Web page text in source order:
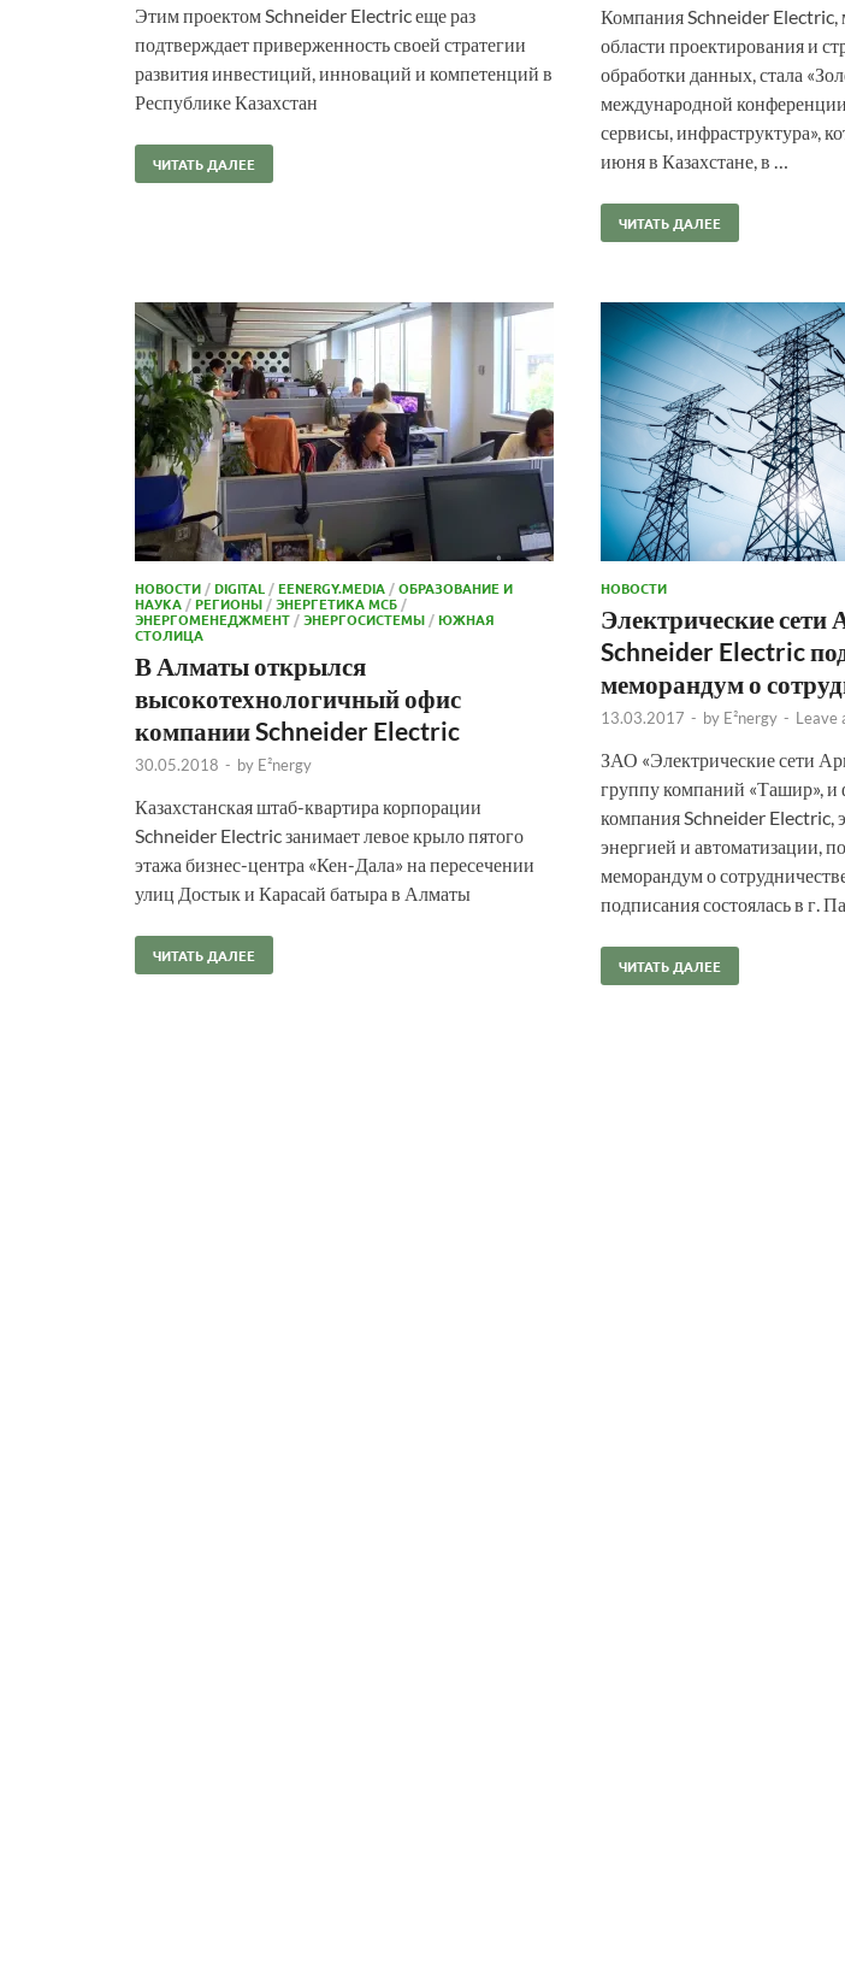
Этим проектом Schneider Electric еще раз
подтверждает приверженность своей стратегии
развития инвестиций, инноваций и компетенций в
Республике Казахстан
ЧИТАТЬ ДАЛЕЕ
Компания Schneider Electric,
области проектирования и
обработки данных, стала
международной
сервисы, инфраструктура»,
июня в Казахстане, в …
ЧИТАТЬ ДАЛЕЕ
НОВОСТИ /DIGITAL /EENERGY.MEDIA /ОБРАЗОВАНИЕ И
НАУКА /РЕГИОНЫ /ЭНЕРГЕТИКА МСБ /
ЭНЕРГОМЕНЕДЖМЕНТ /ЭНЕРГОСИСТЕМЫ /ЮЖНАЯ
СТОЛИЦА
В Алматы открылся
высокотехнологичный офис
компании Schneider Electric
30.05.2018 - by E²nergy
Казахстанская штаб-квартира корпорации
Schneider Electric занимает левое крыло пятого
этажа бизнес-центра «Кен-Дала» на пересечении
улиц Достык и Карасай батыра в Алматы
ЧИТАТЬ ДАЛЕЕ
НОВОСТИ
Электрические сети
Schneider Electric
меморандум о
13.03.2017 - by E²nergy - Leave
ЗАО «Электрические сети
группу компаний «Ташир», и
компания Schneider Electric,
энергией и автоматизации,
меморандум о
подписания состоялась в г.
ЧИТАТЬ ДАЛЕЕ